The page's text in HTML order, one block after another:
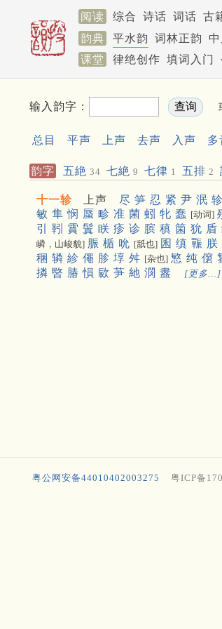
阅读 综合 诗话 词话 古
韵典
平水韵 词林正韵
课堂
律绝创作 填词入门
输入韵字： 或
总目 平声 上声 去声 入声 多
韵字 五絶 34 七絶 9 七律 1 五排 2
十一轸 上声 尽 笋 忍 紧 尹 泯 轸
敏 隼 悯 蜃 畛 准 菌 蚓 牝 蠢 [动词]
引
靷 霣 鬒 眹 疹 诊 膑 稹 箘 狁 盾
嶙，山峻貌] 脤 楯 吮 [舐也] 囷 缜 辴 朕
稛 辚 紾 僶 胗 埻 舛 [杂也] 慜 纯 僒
撛 暋 䐏 愪 㰮 芛 䊶 潣 䀆 [更多…]
粤公网安备44010402003275 粤ICP备